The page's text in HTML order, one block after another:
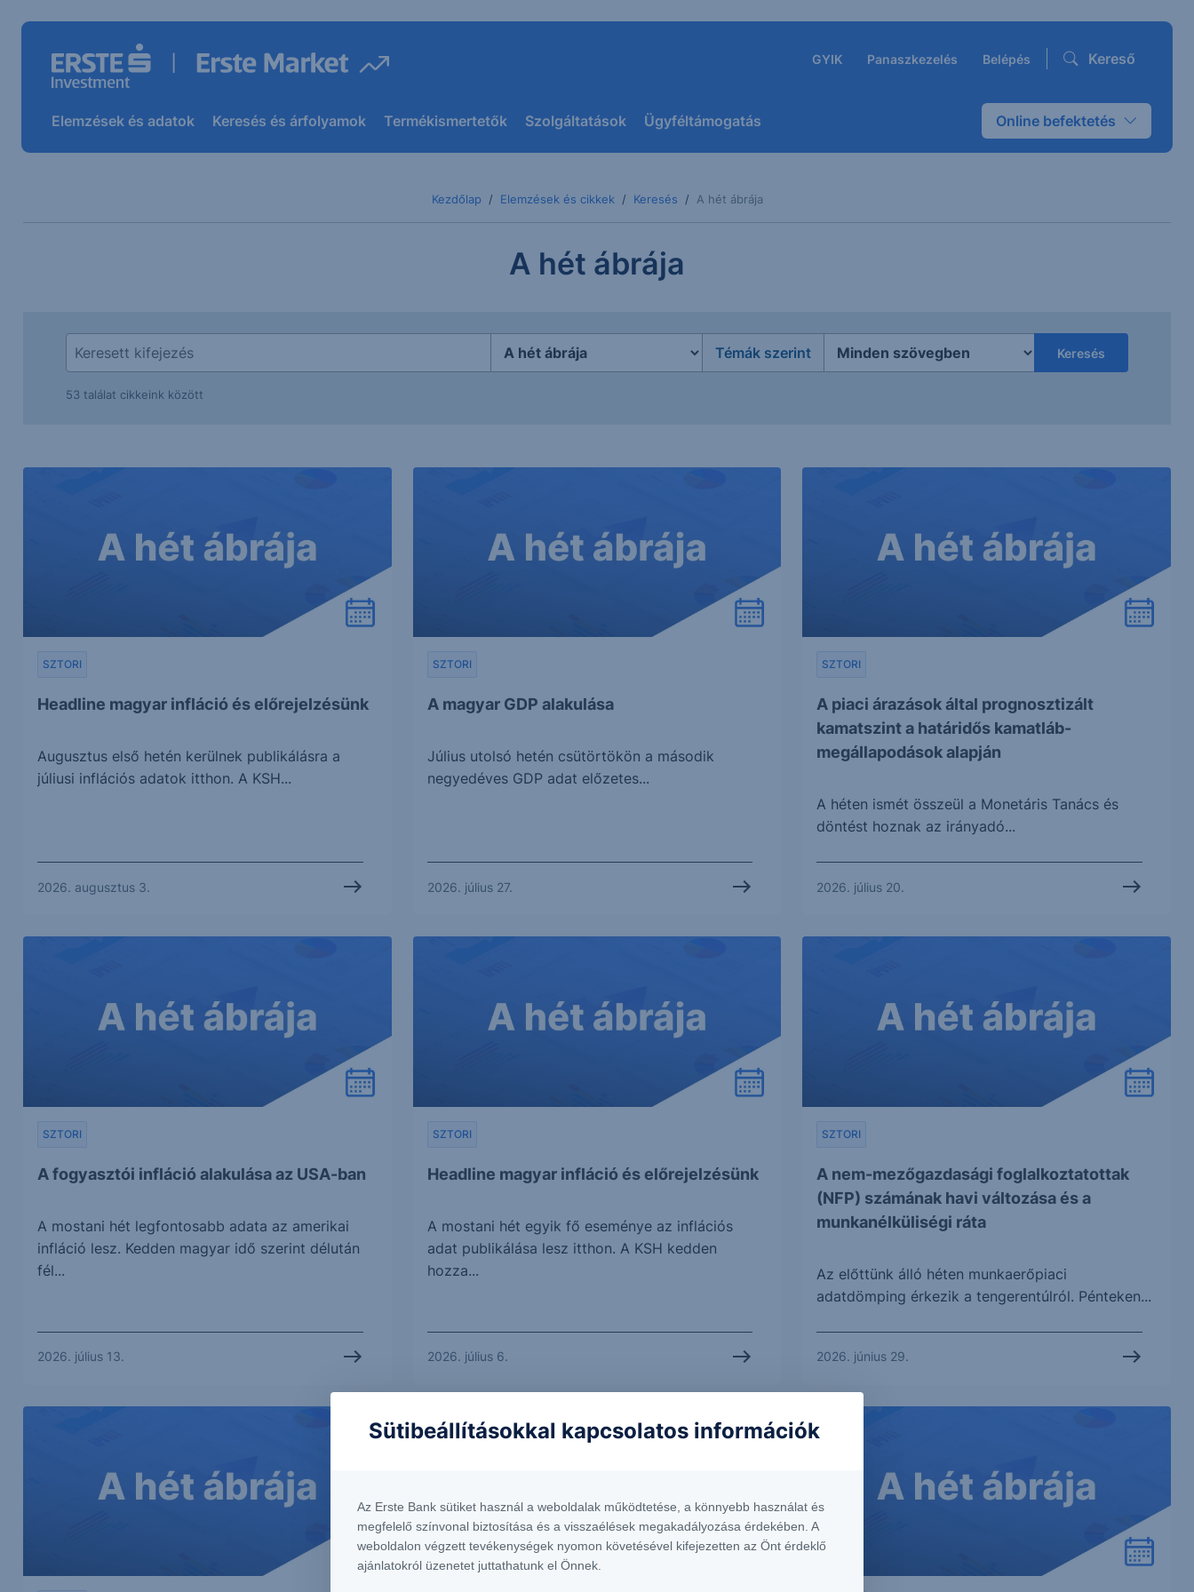
GYIK Panaszkezelés Belépés Kereső
Elemzések és adatok Keresés és árfolyamok Termékismertetők Szolgáltatások Ügyféltámogatás Online befektetés
Kezdőlap Elemzések és cikkek Keresés A hét ábrája
A hét ábrája
Témák szerint Keresés
53 találat cikkeink között
Headline magyar infláció és előrejelzésünk
SZTORI
Augusztus első hetén kerülnek publikálásra a
júliusi inflációs adatok itthon. A KSH...
2026. augusztus 3.
A magyar GDP alakulása
SZTORI
Július utolsó hetén csütörtökön a második
negyedéves GDP adat előzetes...
2026. július 27.
A piaci árazások által prognosztizált
kamatszint a határidős kamatláb-
megállapodások alapján
SZTORI
A héten ismét összeül a Monetáris Tanács és
döntést hoznak az irányadó...
2026. július 20.
A fogyasztói infláció alakulása az USA-ban
SZTORI
A mostani hét legfontosabb adata az amerikai
infláció lesz. Kedden magyar idő szerint délután
fél...
2026. július 13.
Headline magyar infláció és előrejelzésünk
SZTORI
A mostani hét egyik fő eseménye az inflációs
adat publikálása lesz itthon. A KSH kedden
hozza...
2026. július 6.
A nem-mezőgazdasági foglalkoztatottak
(NFP) számának havi változása és a
munkanélküliségi ráta
SZTORI
Az előttünk álló héten munkaerőpiaci
adatdömping érkezik a tengerentúlról. Pénteken...
2026. június 29.
Sütibeállításokkal kapcsolatos információk
Az Erste Bank sütiket használ a weboldalak működtetése, a könnyebb használat és
megfelelő színvonal biztosítása és a visszaélések megakadályozása érdekében. A
weboldalon végzett tevékenységek nyomon követésével kifejezetten az Önt érdeklő
ajánlatokról üzenetet juttathatunk el Önnek.